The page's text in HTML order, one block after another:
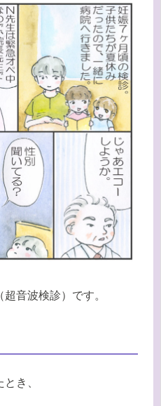
音波検診）です。
き、